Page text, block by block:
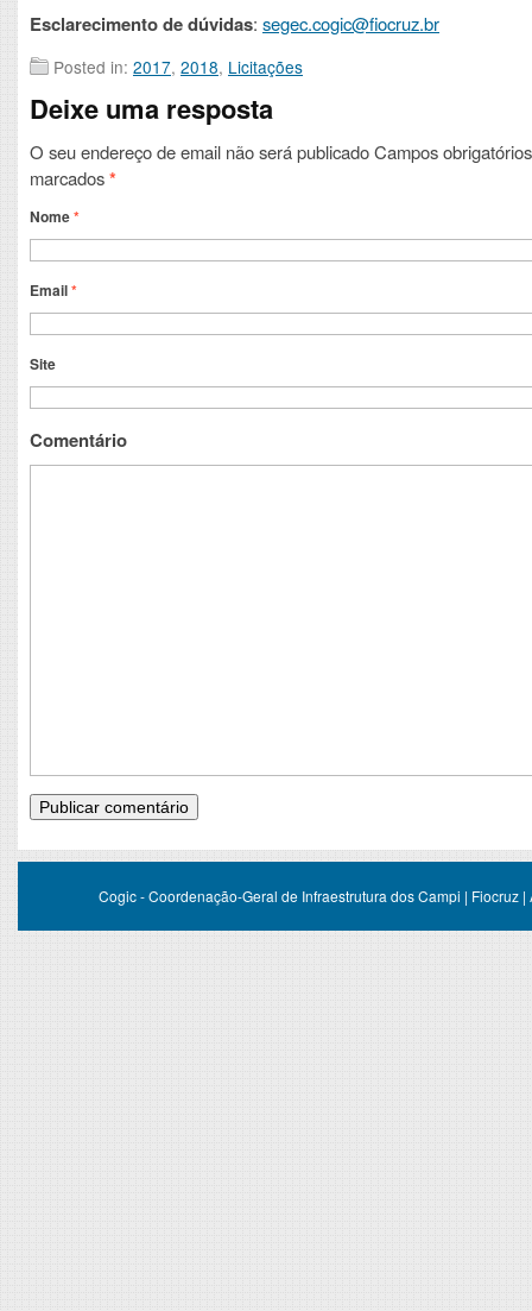
Esclarecimento de dúvidas: segec.cogic@fiocruz.br
Posted in: 2017, 2018, Licitações
Deixe uma resposta
O seu endereço de email não será publicadoCampos
marcados*
Nome*
Email*
Site
Comentário
Cogic - Coordenação-Geral de Infraestrutura dos Campi | Fiocruz